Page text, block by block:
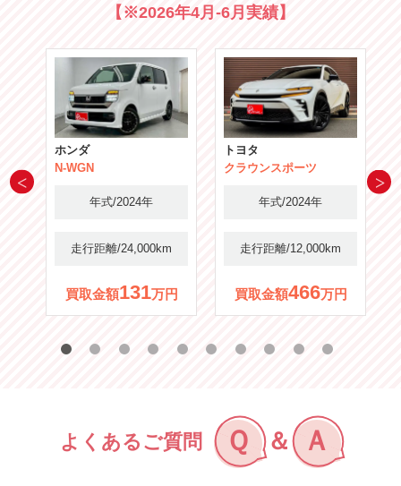
【※2026年4月-6月実績】
ホンダ
N-WGN
年式/2024年
走行距離/24,000km
買取金額131万円
トヨタ
クラウンスポーツ
年式/2024年
走行距離/12,000km
買取金額466万円
よくあるご質問 Ｑ ＆ Ａ